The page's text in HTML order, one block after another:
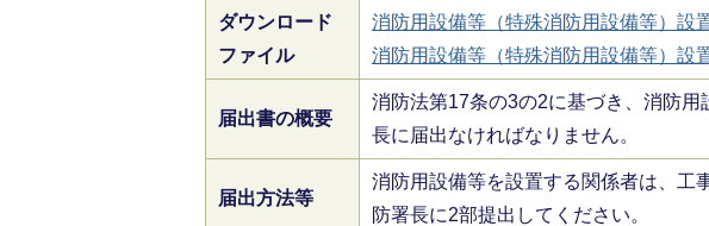
ダウンロード
ファイル
消防用設備等（特殊消防用設備等）設
消防用設備等（特殊消防用設備等）設
届出書の概要
消防法第17条の3の2に基づき、消防
長に届出なければなりません。
届出方法等
消防用設備等を設置する関係者は、工
防署長に2部提出してください。